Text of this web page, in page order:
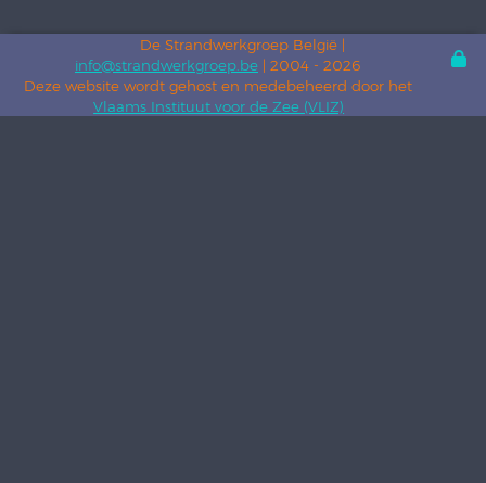
De Strandwerkgroep België |
info@strandwerkgroep.be | 2004 - 2026
Deze website wordt gehost en medebeheerd door het
Vlaams Instituut voor de Zee (VLIZ)